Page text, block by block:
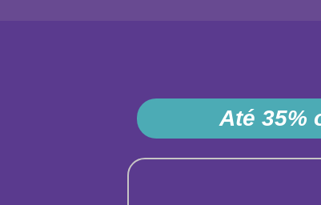
Até 35%